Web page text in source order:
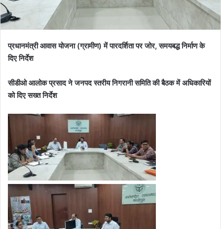
प्रधानमंत्री आवास योजना (ग्रामीण) में पारदर्शिता पर जोर, समयबद्ध निर्माण के
दिए निर्देश
सीडीओ आलोक प्रसाद ने जनपद स्तरीय निगरानी समिति की बैठक में अधिकारियों
को दिए सख्त निर्देश